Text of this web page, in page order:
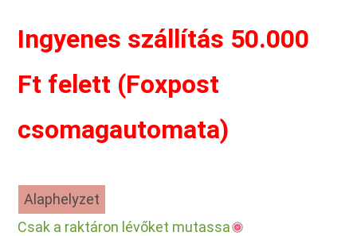
Ingyenes szállítás 50.000
Ft felett (Foxpost
csomagautomata)
Alaphelyzet
Csak a raktáron lévőket mutassa